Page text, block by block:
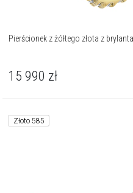
Pierścionek z żółtego złota z
15 990 zł
Złoto 585